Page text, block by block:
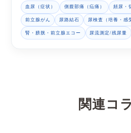
血尿（症状） 側腹部痛（疝痛） 頻尿・
前立腺がん 尿路結石 尿検査（培養・感
腎・膀胱・前立腺エコー 尿流測定/残尿量
関連コ